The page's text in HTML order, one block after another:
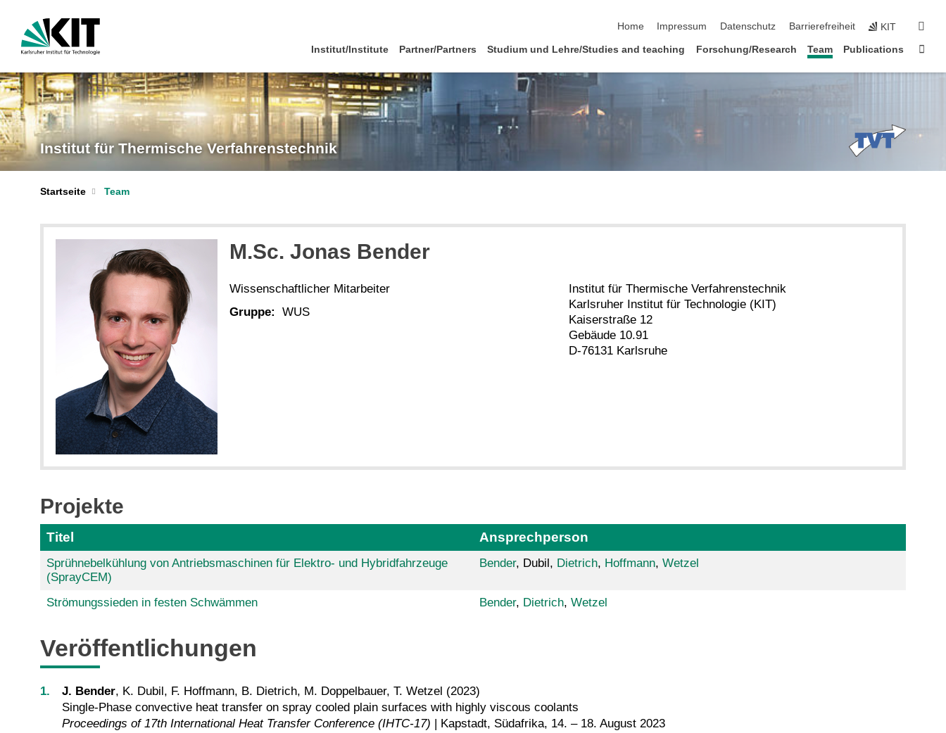
Home
Impressum Datenschutz Barrierefreiheit KIT
Institut/Institute Partner/Partners Studium und Lehre/Studies and teaching Forschung/Research Team Publications
Institut für Thermische Verfahrenstechnik
Startseite Team
M.Sc. Jonas Bender
Wissenschaftlicher Mitarbeiter
Gruppe:
WUS
Institut für Thermische Verfahrenstechnik
Karlsruher Institut für Technologie (KIT)
Kaiserstraße 12
Gebäude 10.91
D-76131 Karlsruhe
Projekte
Titel Ansprechperson
Sprühnebelkühlung von Antriebsmaschinen für Elektro- und Hybridfahrzeuge
(SprayCEM)
Bender, Dubil, Dietrich, Hoffmann, Wetzel
Strömungssieden in festen Schwämmen Bender, Dietrich, Wetzel
Veröffentlichungen
J. Bender, K. Dubil, F. Hoffmann, B. Dietrich, M. Doppelbauer, T. Wetzel (2023)
Single-Phase convective heat transfer on spray cooled plain surfaces with highly viscous coolants
Proceedings of 17th International Heat Transfer Conference (IHTC-17) | Kapstadt, Südafrika, 14. – 18. August 2023